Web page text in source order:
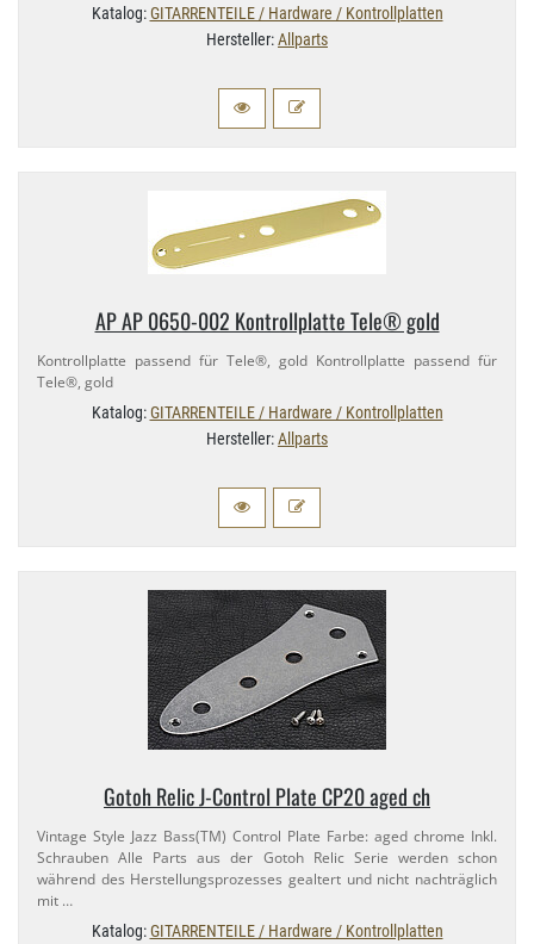
Katalog:GITARRENTEILE / Hardware / Kontrollplatten
Hersteller:Allparts
AP AP 0650-​002 Kontrollplatte Tele® gold
Kontrollplatte passend für Tele®, gold Kontrollplatte passend für
Tele®, gold
Katalog:GITARRENTEILE / Hardware / Kontrollplatten
Hersteller:Allparts
Gotoh Relic J-​Control Plate CP20 aged ch
Vintage Style Jazz Bass(TM) Control Plate Farbe: aged chrome Inkl.
Schrauben Alle Parts aus der Gotoh Relic Serie werden schon
während des Herstellungsprozesses gealtert und nicht nachträglich
mit …
Katalog:GITARRENTEILE / Hardware / Kontrollplatten